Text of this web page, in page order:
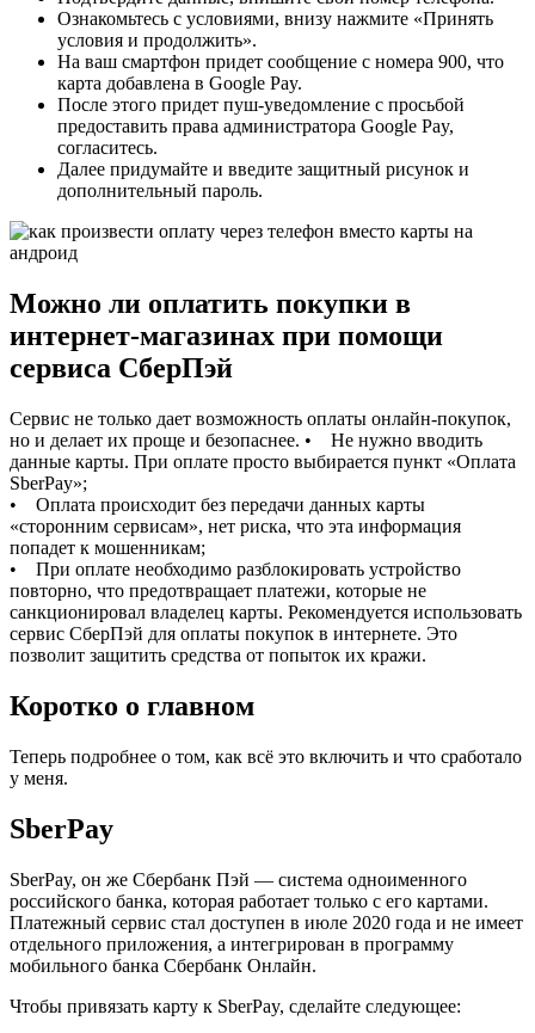
Ознакомьтесь с условиями, внизу нажмите «Принять
условия и продолжить».
На ваш смартфон придет сообщение с номера 900, что
карта добавлена в Google Pay.
После этого придет пуш-уведомление с просьбой
предоставить права администратора Google Pay,
согласитесь.
Далее придумайте и введите защитный рисунок и
дополнительный пароль.
Можно ли оплатить покупки в
интернет-магазинах при помощи
сервиса СберПэй
Сервис не только дает возможность оплаты онлайн-покупок,
но и делает их проще и безопаснее. • Не нужно вводить
данные карты. При оплате просто выбирается пункт «Оплата
SberPay»;
• Оплата происходит без передачи данных карты
«сторонним сервисам», нет риска, что эта информация
попадет к мошенникам;
• При оплате необходимо разблокировать устройство
повторно, что предотвращает платежи, которые не
санкционировал владелец карты. Рекомендуется использовать
сервис СберПэй для оплаты покупок в интернете. Это
позволит защитить средства от попыток их кражи.
Коротко о главном
Теперь подробнее о том, как всё это включить и что сработало
у меня.
SberPay
SberPay, он же Сбербанк Пэй — система одноименного
российского банка, которая работает только с его картами.
Платежный сервис стал доступен в июле 2020 года и не имеет
отдельного приложения, а интегрирован в программу
мобильного банка Сбербанк Онлайн.
Чтобы привязать карту к SberPay, сделайте следующее: